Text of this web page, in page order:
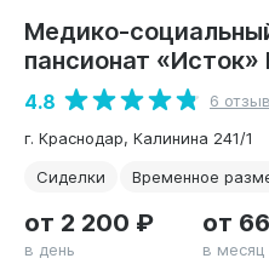
Медико-
пансионат «Исток»
4.8
6
г. Краснодар, Калинина 241/1
Сиделки
Временное
от 2 200 ₽
в день
от
в месяц